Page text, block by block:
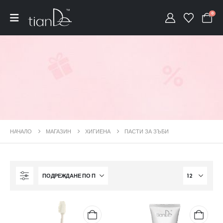
0
НАЧАЛО МАГАЗИН ХИГИЕНА ПАСТИ ЗА ЗЪБИ